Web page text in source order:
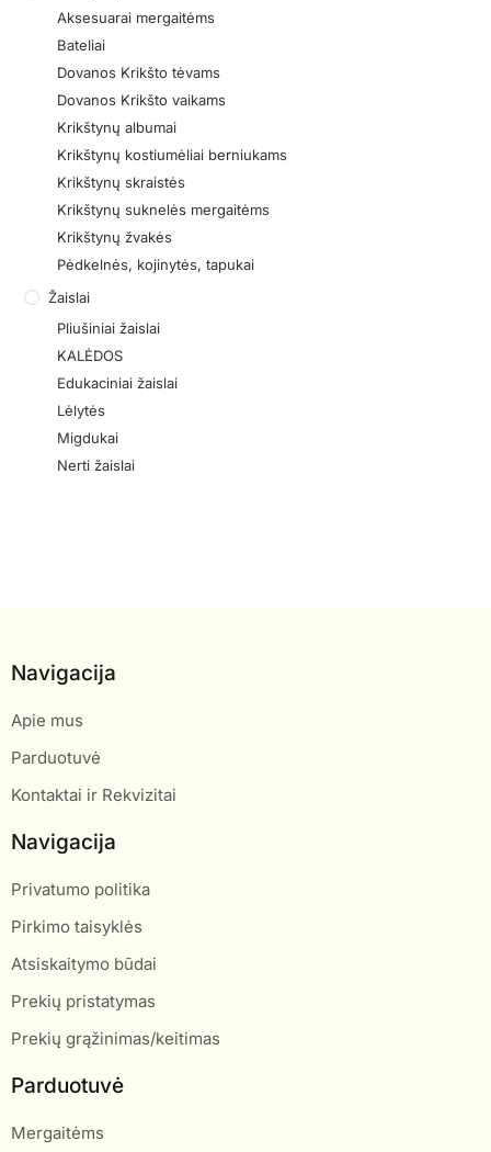
Aksesuarai mergaitėms
Bateliai
Dovanos Krikšto tėvams
Dovanos Krikšto vaikams
Krikštynų albumai
Krikštynų kostiumėliai berniukams
Krikštynų skraistės
Krikštynų suknelės mergaitėms
Krikštynų žvakės
Pėdkelnės, kojinytės, tapukai
Žaislai
Pliušiniai žaislai
KALĖDOS
Edukaciniai žaislai
Lėlytės
Migdukai
Nerti žaislai
Navigacija
Apie mus
Parduotuvė
Kontaktai ir Rekvizitai
Navigacija
Privatumo politika
Pirkimo taisyklės
Atsiskaitymo būdai
Prekių pristatymas
Prekių grąžinimas/keitimas
Parduotuvė
Mergaitėms